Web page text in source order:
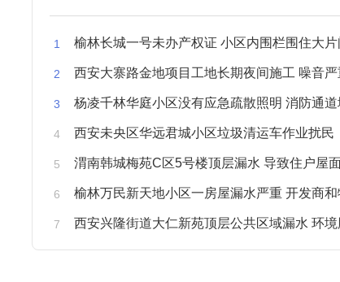
榆林长城一号未办产权证 小区内围栏围住大片闲置
西安大寨路金地项目工地长期夜间施工 噪音严重
杨凌千林华庭小区没有应急疏散照明 消防通
西安未央区华远君城小区垃圾清运车作业扰民
渭南韩城梅苑C区5号楼顶层漏水 导致住户屋面被
榆林万民新天地小区一房屋漏水严重 开发商和物业不予
西安兴隆街道大仁新苑顶层公共区域漏水 环